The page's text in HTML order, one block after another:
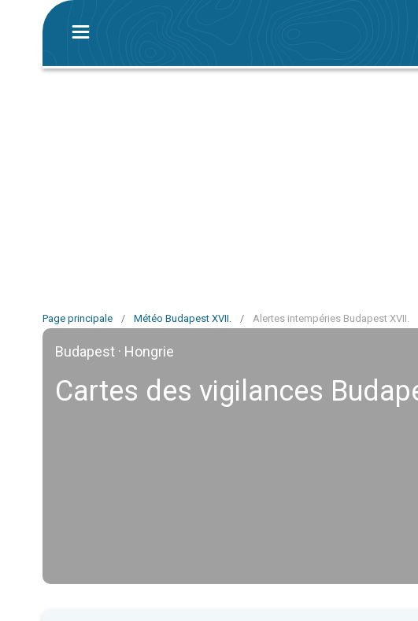
Page principale / Météo Budapest XVII. / Alertes intempéries Budapest XVII.
Budapest · Hongrie
Cartes des vigilances